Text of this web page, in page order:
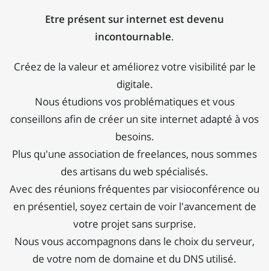
Etre présent sur internet est devenu
incontournable.
Créez de la valeur et améliorez votre visibilité par le
digitale.
Nous étudions vos problématiques et vous
conseillons afin de créer un site internet adapté à vos
besoins.
Plus qu'une association de freelances, nous sommes
des artisans du web spécialisés.
Avec des réunions fréquentes par visioconférence ou
en présentiel, soyez certain de voir l'avancement de
votre projet sans surprise.
Nous vous accompagnons dans le choix du serveur,
de votre nom de domaine et du DNS utilisé.